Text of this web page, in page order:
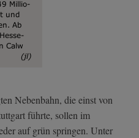
Nebenbahn, die einst von
führte, sollen im
auf grün springen. Unter